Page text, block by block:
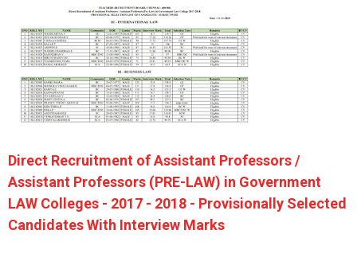
Direct Recruitment of Assistant Professors /
Assistant Professors (PRE-LAW) in Government
LAW Colleges - 2017 - 2018 - Provisionally Selected
Candidates With Interview Marks